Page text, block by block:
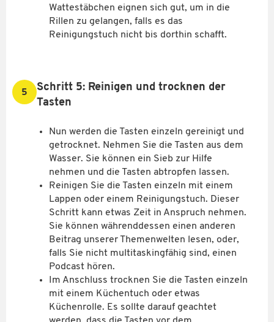
Wattestäbchen eignen sich gut, um in die
Rillen zu gelangen, falls es das
Reinigungstuch nicht bis dorthin schafft.
5
Schritt 5: Reinigen und trocknen der
Tasten
Nun werden die Tasten einzeln gereinigt und
getrocknet. Nehmen Sie die Tasten aus dem
Wasser. Sie können ein Sieb zur Hilfe
nehmen und die Tasten abtropfen lassen.
Reinigen Sie die Tasten einzeln mit einem
Lappen oder einem Reinigungstuch. Dieser
Schritt kann etwas Zeit in Anspruch nehmen.
Sie können währenddessen einen anderen
Beitrag unserer Themenwelten lesen, oder,
falls Sie nicht multitaskingfähig sind, einen
Podcast hören.
Im Anschluss trocknen Sie die Tasten einzeln
mit einem Küchentuch oder etwas
Küchenrolle. Es sollte darauf geachtet